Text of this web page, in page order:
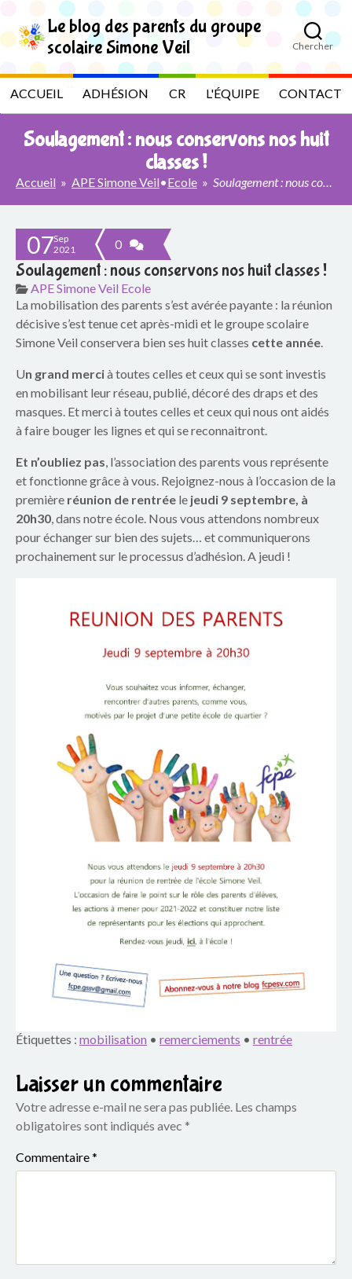
i
p
o
h
L
e
b
o
g
d
e
s
p
a
r
e
n
t
s
r
e
S
i
m
e
Le blog des parents du groupe
scolaire Simone Veil
Chercher
ACCUEIL ADHÉSION CR L'ÉQUIPE CONTACT
Soulagement : nous conservons nos huit
classes !
Accueil » APE Simone Veil•Ecole » Soulagement : nous conservons nos huit classes !
07Sep
2021
0
Soulagement : nous conservons nos huit classes !
APE Simone Veil Ecole
La mobilisation des parents s’est avérée payante : la réunion
décisive s’est tenue cet après-midi et le groupe scolaire
Simone Veil conservera bien ses huit classes cette année.
Un grand mercià toutes celles et ceux qui se sont investis
en mobilisant leur réseau, publié, décoré des draps et des
masques. Et merci à toutes celles et ceux qui nous ont aidés
à faire bouger les lignes et qui se reconnaitront.
Et n’oubliez pas, l’association des parents vous représente
et fonctionne grâce à vous. Rejoignez-nous à l’occasion de la
première réunion de rentrée le jeudi 9 septembre, à
20h30, dans notre école. Nous vous attendons nombreux
pour échanger sur bien des sujets… et communiquerons
prochainement sur le processus d’adhésion. A jeudi !
Étiquettes : mobilisation • remerciements • rentrée
Laisser un commentaire
Votre adresse e-mail ne sera pas publiée. Les champs
obligatoires sont indiqués avec *
Commentaire*